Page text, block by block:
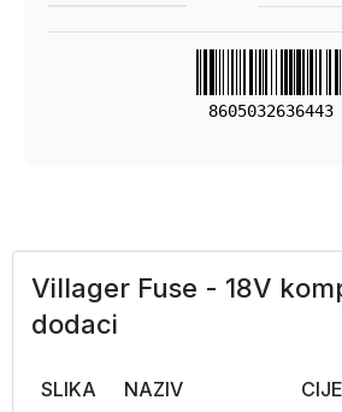
8605032636443
Villager Fuse - 18V
dodaci
SLIKA NAZIV